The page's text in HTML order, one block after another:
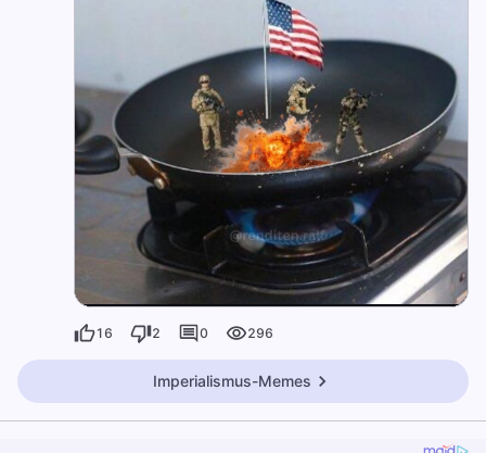
16 2 0 296
Imperialismus-Memes